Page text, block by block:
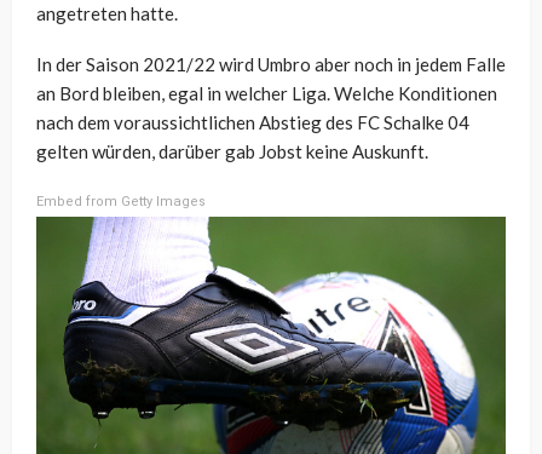
angetreten hatte.
In der Saison 2021/22 wird Umbro aber noch in jedem Falle
an Bord bleiben, egal in welcher Liga. Welche Konditionen
nach dem voraussichtlichen Abstieg des FC Schalke 04
gelten würden, darüber gab Jobst keine Auskunft.
Embed from Getty Images